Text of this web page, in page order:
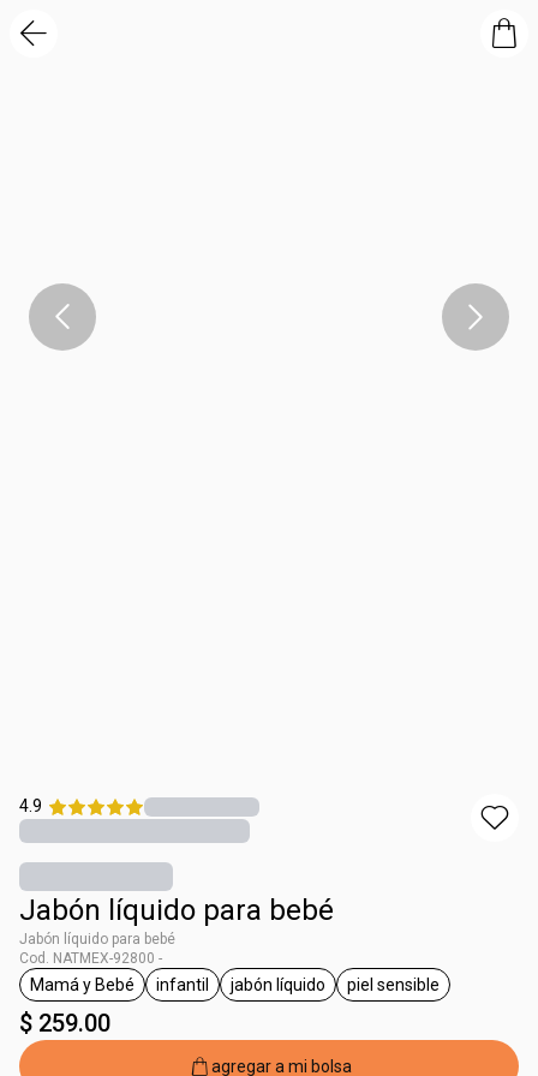
4.9
Jabón líquido para bebé
Jabón líquido para bebé
Cod. NATMEX-92800 -
etiqueta Mamá y Bebé
Mamá y Bebé
etiqueta infantil
infantil
etiqueta jabón líquido
jabón líquido
etiqueta piel
piel sensible
$ 259.00
agregar a mi bolsa